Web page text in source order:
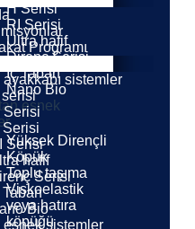
H Serisi
RI Serisi
Ultra hafif
Direnç Serisi
İç Taban
Nano Bio
esnek
Yüksek Dirençli
Köpük
Toplu taşıma
Viskoelastik
veya hatıra
köpüğü
Programı
sistemler
serisi
Serisi
Serisi
Serisi
hafif
Serisi
Taban
Bio
esnek sistemler